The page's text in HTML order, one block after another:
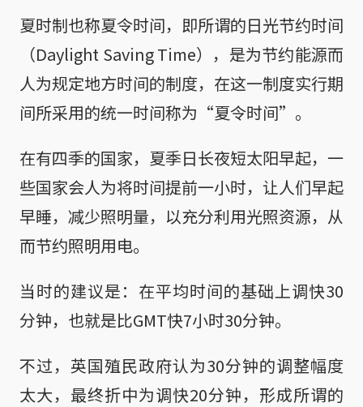
夏时制也称夏令时间，即所谓的日光节约时间
（Daylight Saving Time），是为节约能源而
人为规定地方时间的制度，在这一制度实行期
间所采用的统一时间称为“夏令时间”。
在有四季的国家，夏季日长夜短太阳早起，一
些国家会人为将时间提前一小时，让人们早起
早睡，减少照明量，以充分利用光照资源，从
而节约照明用电。
当时的建议是：在平均时间的基础上调快30
分钟，也就是比GMT快7小时30分钟。
不过，英国殖民政府认为30分钟的调整幅度
太大，最终折中为调快20分钟，形成所谓的